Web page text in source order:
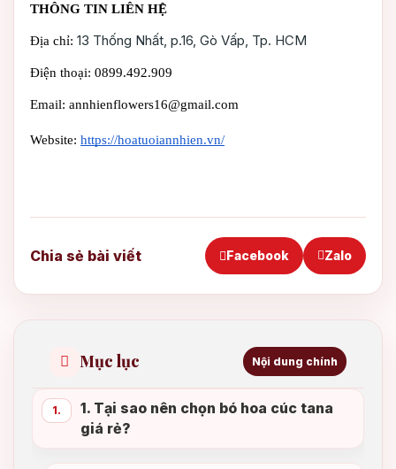
THÔNG TIN LIÊN HỆ
Địa chỉ: 13 Thống Nhất, p.16, Gò Vấp, Tp. HCM
Điện thoại: 0899.492.909
Email: annhienflowers16@gmail.com
Website: https://hoatuoiannhien.vn/
Chia sẻ bài viết Facebook Zalo
Mục lục Nội dung chính
1.
1. Tại sao nên chọn bó hoa cúc tana
giá rẻ?